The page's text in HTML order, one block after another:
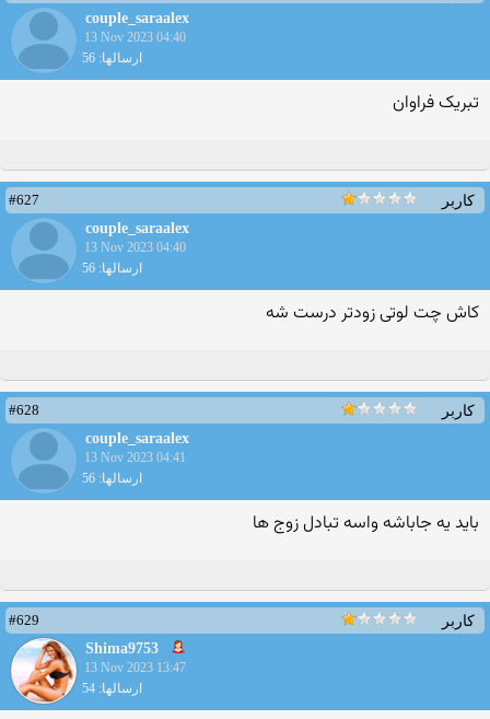
couple_saraalex
13 Nov 2023 04:40
ارسالها: 56
تبریک فراوان
کاربر
#627
couple_saraalex
13 Nov 2023 04:40
ارسالها: 56
کاش چت لوتی زودتر درست شه
کاربر
#628
couple_saraalex
13 Nov 2023 04:41
ارسالها: 56
باید یه جا‌باشه واسه‌ تبادل زوج ها
کاربر
#629
Shima9753
13 Nov 2023 13:47
ارسالها: 54